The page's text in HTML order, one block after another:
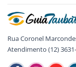
Rua Coronel
Atendimento (12)